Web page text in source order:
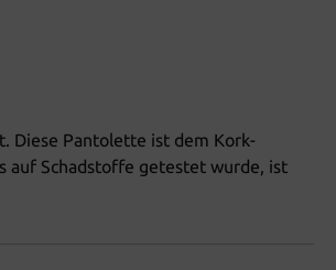
Diese Pantolette ist dem Kork-
auf Schadstoffe getestet wurde, ist